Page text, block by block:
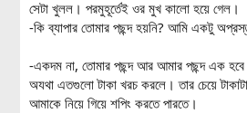
সেটা খুলল। পরমুহূর্তেই ওর মুখ কালো হয়ে গেল।
-কি ব্যাপার তোমার পছন্দ হয়নি? আমি একটু
-একদম না, তোমার পছন্দ আর আমার পছন্দ এক
অযথা এতগুলো টাকা খরচ করলে। তার চেয়ে
আমাকে নিয়ে গিয়ে শপিং করতে পারতে।